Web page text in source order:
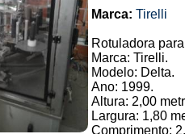
Marca: Tirelli
Rotuladora
Marca: Tirelli.
Modelo: Delta.
Ano: 1999.
Altura: 2,00
Largura: 1,80
Comprimento: